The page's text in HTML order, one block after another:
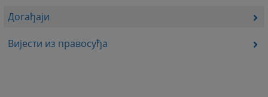
Догађаји
Вијести из правосуђа